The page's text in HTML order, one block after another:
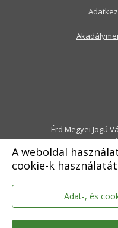
A weboldal
cookie-k
Adat-, és
Érd Megyei Jogú
2030
E-mail:
KRID